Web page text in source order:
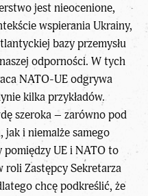
jest nieocenione,
wspierania Ukrainy,
bazy przemysłu
odporności. W tych
NATO-UE odgrywa
kilka przykładów.
szeroka – zarówno pod
jak i niemalże samego
pomiędzy UE i NATO to
Zastępcy Sekretarza
chcę podkreślić, że